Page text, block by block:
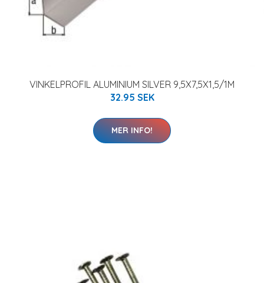
VINKELPROFIL ALUMINIUM SILVER 9,5X7,5X1,5/1M
32.95 SEK
MER INFO!